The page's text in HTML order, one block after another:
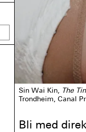
Sin Wai Kin, The
Trondheim, Canal
Bli med